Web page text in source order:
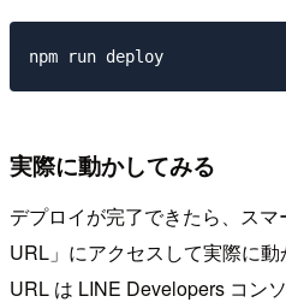
実際に動かしてみる
デプロイが完了できたら、ス
URL」にアクセスして実際に
URL は LINE Developers コン